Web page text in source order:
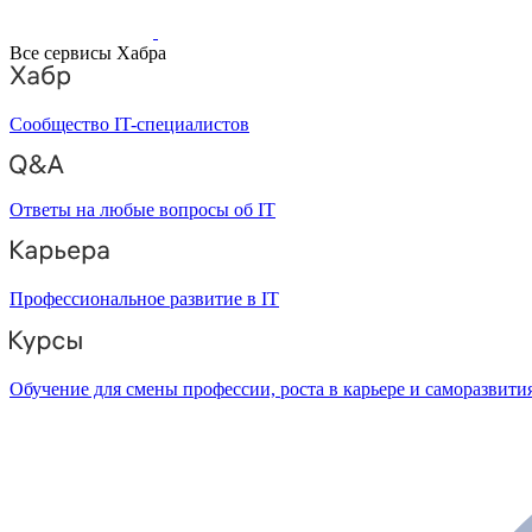
Все сервисы Хабра
Сообщество IT-специалистов
Ответы на любые вопросы об IT
Профессиональное развитие в IT
Обучение для смены профессии, роста в карьере и